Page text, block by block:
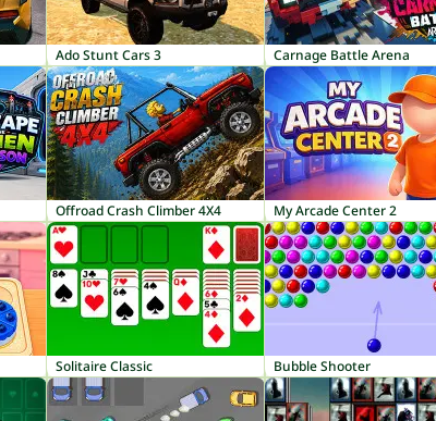
Ado Stunt Cars 3 Carnage Battle Arena
Offroad Crash Climber 4X4 My Arcade Center 2
Solitaire Classic Bubble Shooter